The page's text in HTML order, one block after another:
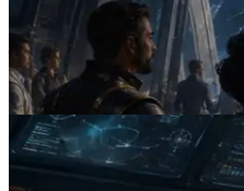
ERPC 发布支持
— AI Agent 按需为
阅读此文章